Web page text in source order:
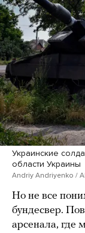
Украинские
области Украины
Andriy Andriyenko /
Но не все
бундесвер.
арсенала, где